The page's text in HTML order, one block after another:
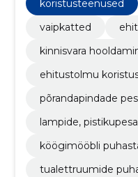
koristusteenused
vaipkatted
kinnisvara
ehitustolmu
põrandapindade
lampide,
köögimööbli
tualettruumide